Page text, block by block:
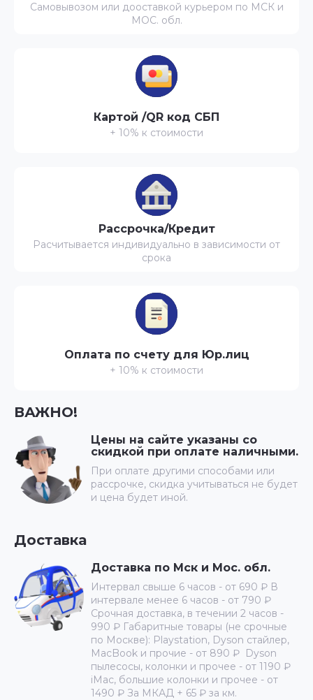
ВАЖНО!
Цены на сайте указаны со
скидкой при оплате наличными.
При оплате другими способами или
рассрочке, скидка учитываться не будет
и цена будет иной.
Самовывозом или дооставкой курьером по МСК и
МОС. обл.
Картой /QR код СБП
+ 10% к стоимости
Рассрочка/Кредит
Расчитывается индивидуально в зависимости от
срока
Оплата по счету для Юр.лиц
+ 10% к стоимости
Доставка
Доставка по Мск и Мос. обл.
Интервал свыше 6 часов - от 690 ₽ В
интервале менее 6 часов - от 790 ₽
Срочная доставка, в течении 2 часов -
990 ₽ Габаритные товары (не срочные
по Москве): Playstation, Dyson стайлер,
MacBook и прочие - от 890 ₽ Dyson
пылесосы, колонки и прочее - от 1190 ₽
iMac, большие колонки и прочее - от
1490 ₽ За МКАД + 65 ₽ за км.